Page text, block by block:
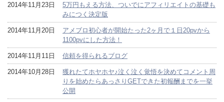
2014年11月23日
5万円もえる方法、ついでにアフィリエイトの基礎も
みにつく決定版
2014年11月20日
アメブロ初心者が開始たった2ヶ月で１日20pvから
1100pvにした方法！
2014年11月11日 信頼を得られるブログ
2014年10月28日
獲れたてホヤホヤ♪泣く泣く覚悟を決めてコメント周
りを始めたらあっさりGETできた初報酬までを一挙
公開